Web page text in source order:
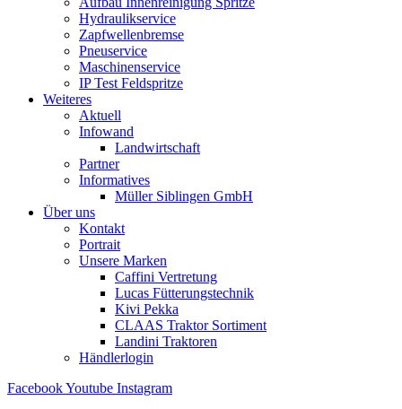
Hydraulikservice
Zapfwellenbremse
Pneuservice
Maschinenservice
IP Test Feldspritze
Weiteres
Aktuell
Infowand
Landwirtschaft
Partner
Informatives
Müller Siblingen GmbH
Über uns
Kontakt
Portrait
Unsere Marken
Caffini Vertretung
Lucas Fütterungstechnik
Kivi Pekka
CLAAS Traktor Sortiment
Landini Traktoren
Händlerlogin
FacebookYoutube Instagram